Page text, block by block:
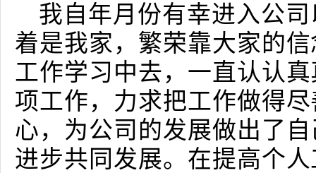
我自年月份有幸进入公
着是我家，繁荣靠大家的
工作学习中去，一直认认
项工作，力求把工作做得
心，为公司的发展做出了
进步共同发展。在提高个